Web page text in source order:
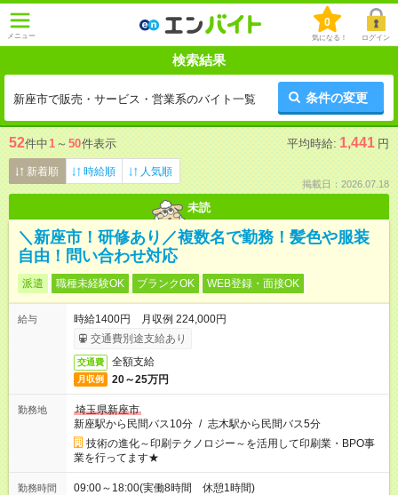
メニュー
0
気になる！ ログイン
検索結果
新座市で販売・サービス・営業系のバイト一覧 条件の変更
52件中1 ～ 50件表示 平均時給: 1,441 円
新着順 時給順 人気順
掲載日：2026.07.18
未読
＼新座市！研修あり／複数名で勤務！髪色や服装
自由！問い合わせ対応
派遣 職種未経験OK ブランクOK WEB登録・面接OK
給与
時給1400円 月収例 224,000円
交通費別途支給あり
交通費 全額支給
月収例 20～25万円
勤務地
埼玉県新座市
新座駅から民間バス10分 / 志木駅から民間バス5分
技術の進化～印刷テクノロジー～を活用して印刷業・BPO事
業を行ってます★
勤務時間 09:00～18:00(実働8時間 休憩1時間)